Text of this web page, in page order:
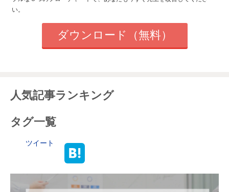
い。
ダウンロード（無料）
人気記事ランキング
タグ一覧
ツイート